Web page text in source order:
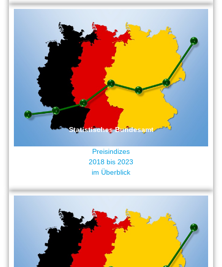
Statistisches Bundesamt
Preisindizes
2018 bis 2023
im Überblick